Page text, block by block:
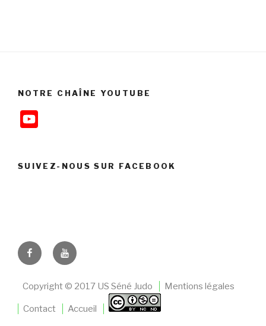
NOTRE CHAÎNE YOUTUBE
T
C
h
n
SUIVEZ-NOUS SUR FACEBOOK
FacebookYoutube
Copyright © 2017 US Séné Judo Mentions légales
Contact Accueil